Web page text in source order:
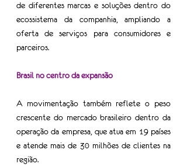
de diferentes marcas e soluções dentro do
ecossistema da companhia, ampliando a
oferta de serviços para consumidores e
parceiros.
Brasil no centro da expansão
A movimentação também reflete o peso
crescente do mercado brasileiro dentro da
operação da empresa, que atua em 19 países
e atende mais de 30 milhões de clientes na
região.